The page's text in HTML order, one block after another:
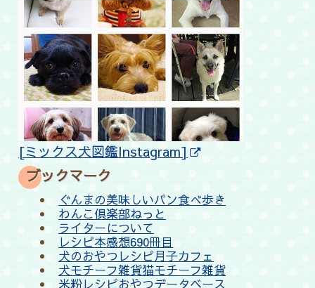
[ミックス犬図鑑Instagram]
ブックマーク
ぐんまの美味しいパン食べ歩き
わんこ倶楽部ねっと
ライターについて
レシピ本感想690冊目
犬のおやつレシピ月子カフェ
犬モチーフ雑貨猫モチーフ雑貨
米粉レシピおやつデータベース